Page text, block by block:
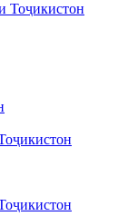
Тоҷикистон